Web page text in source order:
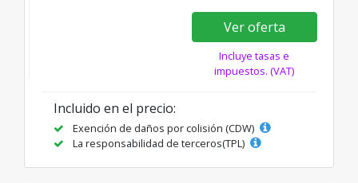
Ver oferta
Incluye tasas e
impuestos. (VAT)
Incluido en el precio:
Exención de daños por colisión (CDW)
La responsabilidad de terceros(TPL)